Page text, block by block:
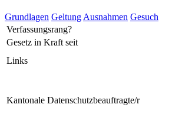
Grundlagen Geltung Ausnahmen Gesuch
Verfassungsrang?
Gesetz in Kraft seit
Links
Kantonale Datenschutzbeauftragte/r